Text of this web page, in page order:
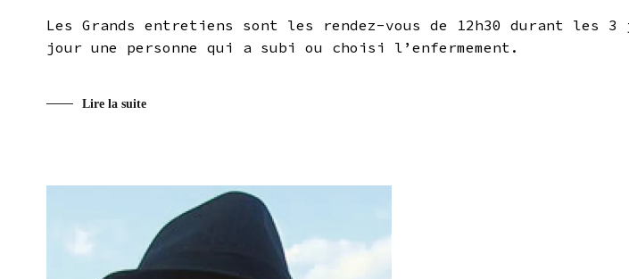
Les Grands entretiens sont les rendez-vous de 12h30 durant les 3
jour une personne qui a subi ou choisi l’enfermement.
Lire la suite